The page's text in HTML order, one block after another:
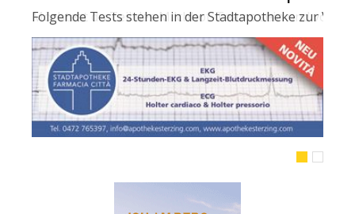
Folgende Tests stehen in der Stadtapotheke zur